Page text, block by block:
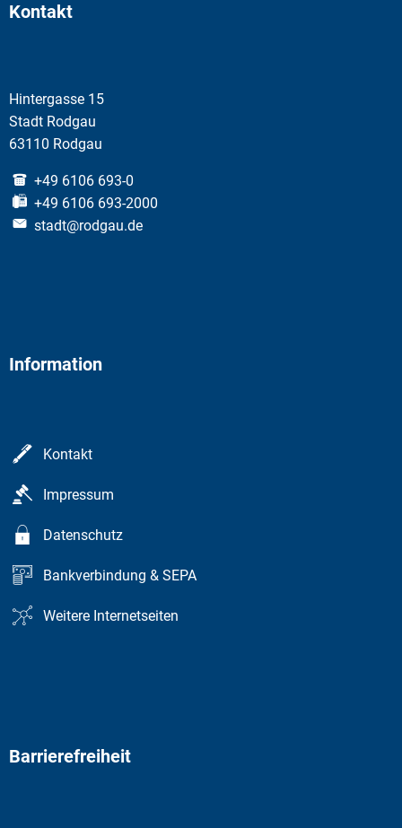
Kontakt
Hintergasse 15
Stadt Rodgau
63110 Rodgau
+49 6106 693-0
+49 6106 693-2000
stadt@rodgau.de
Information
Kontakt
Impressum
Datenschutz
Bankverbindung & SEPA
Weitere Internetseiten
Barrierefreiheit